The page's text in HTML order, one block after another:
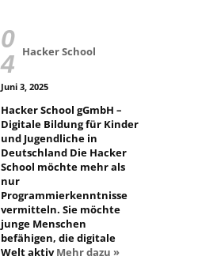
Hacker School
Juni 3, 2025
Hacker School gGmbH –
Digitale Bildung für Kinder
und Jugendliche in
Deutschland Die Hacker
School möchte mehr als
nur
Programmierkenntnisse
vermitteln. Sie möchte
junge Menschen
befähigen, die digitale
Welt aktivMehr dazu »